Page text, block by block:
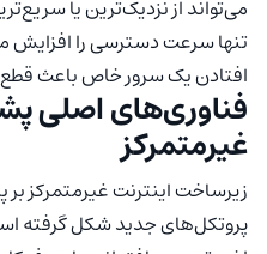
می‌تواند از نزدیک‌ترین یا
تنها سرعت دسترسی را افزایش
افتادن یک سرور خاص باعث
فناوری‌های اصلی
غیرمتمرکز
زیرساخت اینترنت غیرمتمرکز بر
پروتکل‌های جدید شکل گرفته